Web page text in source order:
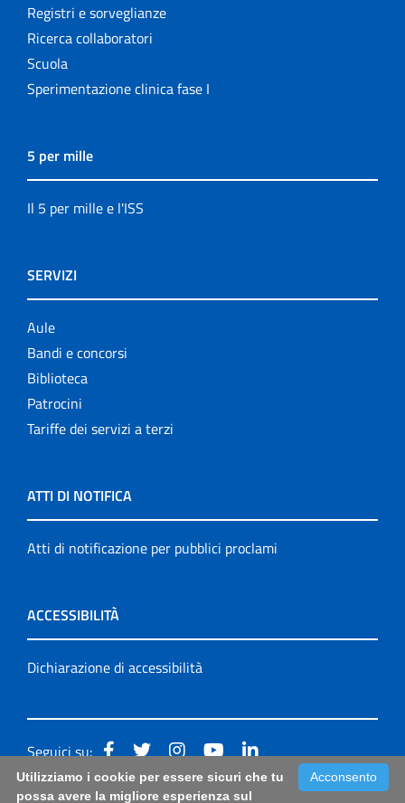
Registri e sorveglianze
Ricerca collaboratori
Scuola
Sperimentazione clinica fase I
5 per mille
Il 5 per mille e l'ISS
SERVIZI
Aule
Bandi e concorsi
Biblioteca
Patrocini
Tariffe dei servizi a terzi
ATTI DI NOTIFICA
Atti di notificazione per pubblici proclami
ACCESSIBILITÀ
Dichiarazione di accessibilità
Seguici su:
Accessibilità: form di segnalazione di prima istanza per
Acconsento
Utilizziamo i cookie per essere sicuri che tu
possa avere la migliore esperienza sul